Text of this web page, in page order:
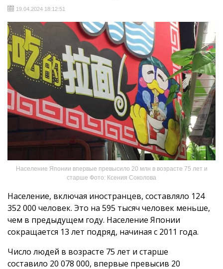
19.04.2024 18:12:51
Население Японии впервые превысило 20 млн в возрасте 75 лет и
старше Фото: Ксения Соколова
Население, включая иностранцев, составляло 124
352 000 человек. Это на 595 тысяч человек меньше,
чем в предыдущем году. Население Японии
сокращается 13 лет подряд, начиная с 2011 года.
Число людей в возрасте 75 лет и старше
составило 20 078 000, впервые превысив 20